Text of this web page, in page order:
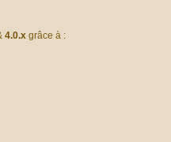
4.0.x grâce à :